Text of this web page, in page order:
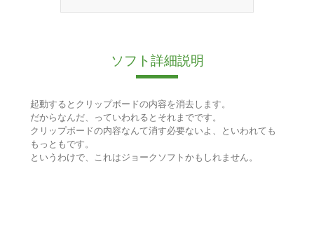
ソフト詳細説明
起動するとクリップボードの内容を消去します。
だからなんだ、っていわれるとそれまでです。
クリップボードの内容なんて消す必要ないよ、といわれても
もっともです。
というわけで、これはジョークソフトかもしれません。